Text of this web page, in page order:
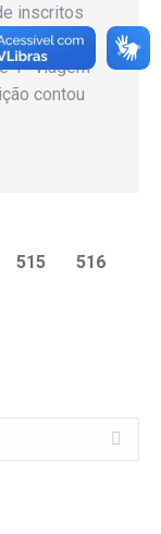
inscritos
e ganhou
1ª viagem
contou
515
516